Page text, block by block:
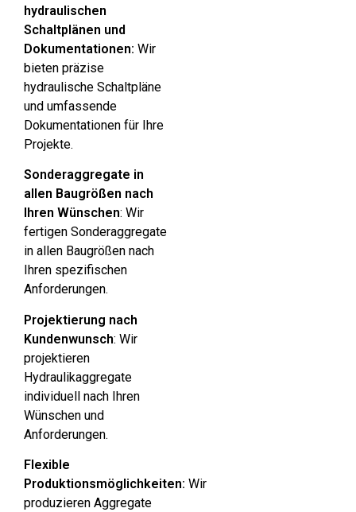
hydraulischen
Schaltplänen und
Dokumentationen: Wir
bieten präzise
hydraulische Schaltpläne
und umfassende
Dokumentationen für Ihre
Projekte.
Sonderaggregate in
allen Baugrößen nach
Ihren Wünschen: Wir
fertigen Sonderaggregate
in allen Baugrößen nach
Ihren spezifischen
Anforderungen.
Projektierung nach
Kundenwunsch: Wir
projektieren
Hydraulikaggregate
individuell nach Ihren
Wünschen und
Anforderungen.
Flexible
Produktionsmöglichkeiten: Wir
produzieren Aggregate